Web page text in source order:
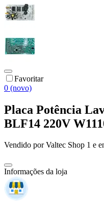
Favoritar
0 (novo)
Placa Potência
BLF14 220V
Vendido porValtec Shop 1 e
Informações da loja